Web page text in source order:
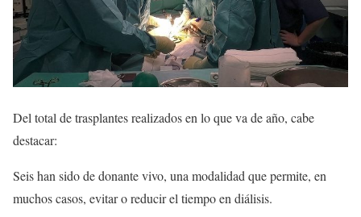
Del total de trasplantes realizados en lo que va de año, cabe
destacar:
Seis han sido de donante vivo, una modalidad que permite, en
muchos casos, evitar o reducir el tiempo en diálisis.